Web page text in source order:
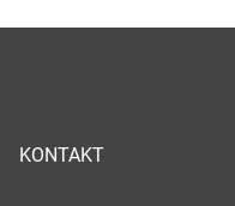
KONTAKT